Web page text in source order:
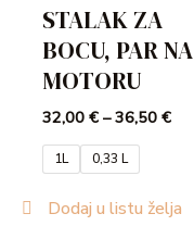
STALAK ZA
BOCU, PAR NA
MOTORU
32,00€ –36,50€
1L 0,33 L
Dodaj u listu želja